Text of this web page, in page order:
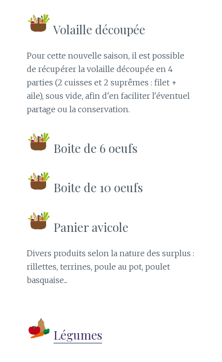
Volaille découpée
Pour cette nouvelle saison, il est possible
de récupérer la volaille découpée en 4
parties (2 cuisses et 2 suprêmes : filet +
aile), sous vide, afin d'en faciliter l'éventuel
partage ou la conservation.
Boite de 6 oeufs
Boite de 10 oeufs
Panier avicole
Divers produits selon la nature des surplus :
rillettes, terrines, poule au pot, poulet
basquaise...
Légumes